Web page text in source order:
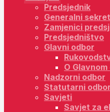
Predsjednik
Generalni
Zamjenici
Predsjedništvo
Glavni odbor
O
Nadzorni odbor
Statutarni odbor
Savjeti
Savjet za